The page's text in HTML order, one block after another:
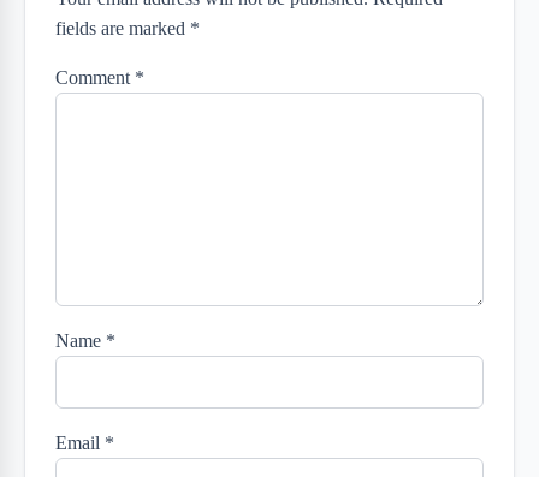
fields are marked *
Comment *
Name *
Email *